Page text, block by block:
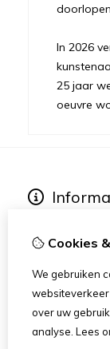
In 2026
25 jaar
oeuvre
Heart-World
Art Dinners &
Cookies
We gebruiken
over uw
analyse. Lees